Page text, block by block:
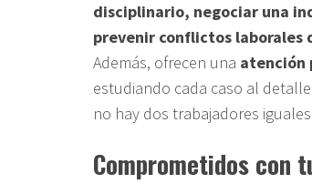
disciplinario, negociar una
prevenir conflictos laborales
Además, ofrecen una atención
estudiando cada caso al
no hay dos trabajadores
Comprometidos con